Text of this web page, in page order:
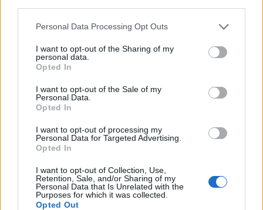
Please note that this website/app uses one or more Google
not limited to your visit or usage behaviour. You may click to
grant or deny consent to Google and its third-party tags to
use your data for below specified purposes in below Google
consent section.
Personal Data Processing Opt Outs
I want to opt-out of the Sharing of my
personal data.
Opted In
I want to opt-out of the Sale of my
Personal Data.
Opted In
I want to opt-out of processing my
Personal Data for Targeted Advertising.
Opted In
I want to opt-out of Collection, Use,
Retention, Sale, and/or Sharing of my
Personal Data that Is Unrelated with the
Purposes for which it was collected.
Opted Out
News
Σάββας Πούμπουρας: Η τρυφερή
φωτογραφία με την αγαπημένη του και το
01.01.2019
News
GNTM: H Χριστιάννα Σκούρα θυμάται όσα
της έφερε το 2018 και στέλνει τις ευχές
01.01.2019
Celebrities